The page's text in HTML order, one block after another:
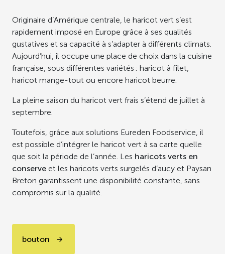
Originaire d’Amérique centrale, le haricot vert s’est
rapidement imposé en Europe grâce à ses qualités
gustatives et sa capacité à s’adapter à différents climats.
Aujourd’hui, il occupe une place de choix dans la cuisine
française, sous différentes variétés : haricot à filet,
haricot mange-tout ou encore haricot beurre.
La pleine saison du haricot vert frais s’étend de juillet à
septembre.
Toutefois, grâce aux solutions Eureden Foodservice, il
est possible d’intégrer le haricot vert à sa carte quelle
que soit la période de l’année. Les haricots verts en
conserve et les haricots verts surgelés d’aucy et Paysan
Breton garantissent une disponibilité constante, sans
compromis sur la qualité.
bouton